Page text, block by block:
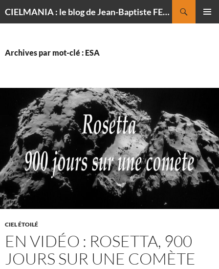
CIELMANIA : le blog de Jean-Baptiste FELDMANN, photographe du ciel
Archives par mot-clé : ESA
CIEL ÉTOILÉ
EN VIDÉO : ROSETTA, 900
JOURS SUR UNE COMÈTE